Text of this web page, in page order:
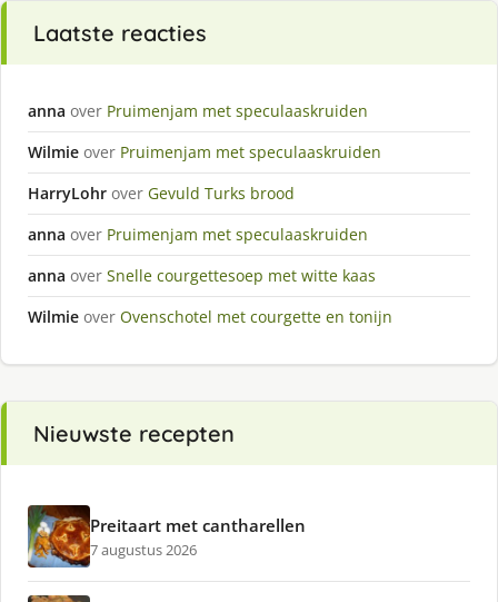
Laatste reacties
anna over Pruimenjam met speculaaskruiden
Wilmie over Pruimenjam met speculaaskruiden
HarryLohr over Gevuld Turks brood
anna over Pruimenjam met speculaaskruiden
anna over Snelle courgettesoep met witte kaas
Wilmie over Ovenschotel met courgette en tonijn
Nieuwste recepten
Preitaart met cantharellen
7 augustus 2026